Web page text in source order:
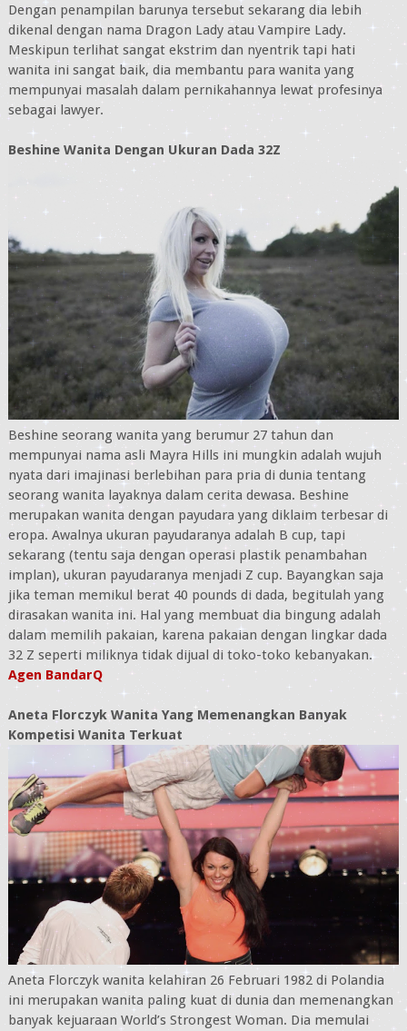
Dengan penampilan barunya tersebut sekarang dia lebih
dikenal dengan nama Dragon Lady atau Vampire Lady.
Meskipun terlihat sangat ekstrim dan nyentrik tapi hati
wanita ini sangat baik, dia membantu para wanita yang
mempunyai masalah dalam pernikahannya lewat profesinya
sebagai lawyer.
Beshine Wanita Dengan Ukuran Dada 32Z
Beshine seorang wanita yang berumur 27 tahun dan
mempunyai nama asli Mayra Hills ini mungkin adalah wujuh
nyata dari imajinasi berlebihan para pria di dunia tentang
seorang wanita layaknya dalam cerita dewasa. Beshine
merupakan wanita dengan payudara yang diklaim terbesar di
eropa. Awalnya ukuran payudaranya adalah B cup, tapi
sekarang (tentu saja dengan operasi plastik penambahan
implan), ukuran payudaranya menjadi Z cup. Bayangkan saja
jika teman memikul berat 40 pounds di dada, begitulah yang
dirasakan wanita ini. Hal yang membuat dia bingung adalah
dalam memilih pakaian, karena pakaian dengan lingkar dada
32 Z seperti miliknya tidak dijual di toko-toko kebanyakan.
Agen BandarQ
Aneta Florczyk Wanita Yang Memenangkan Banyak
Kompetisi Wanita Terkuat
Aneta Florczyk wanita kelahiran 26 Februari 1982 di Polandia
ini merupakan wanita paling kuat di dunia dan memenangkan
banyak kejuaraan World’s Strongest Woman. Dia memulai